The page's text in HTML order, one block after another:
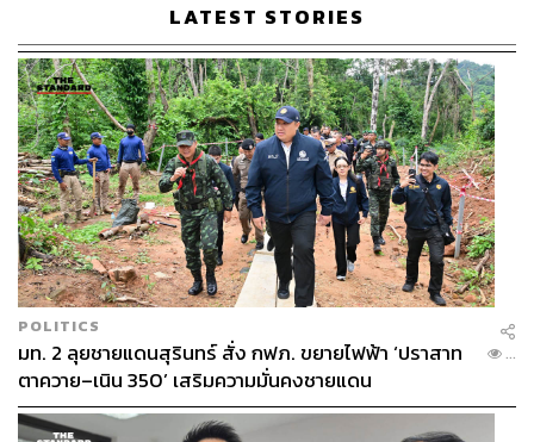
LATEST STORIES
POLITICS
มท. 2 ลุยชายแดนสุรินทร์ สั่ง กฟภ. ขยายไฟฟ้า ‘ปราสาท
ตาควาย–เนิน 350’ เสริมความมั่นคงชายแดน
...